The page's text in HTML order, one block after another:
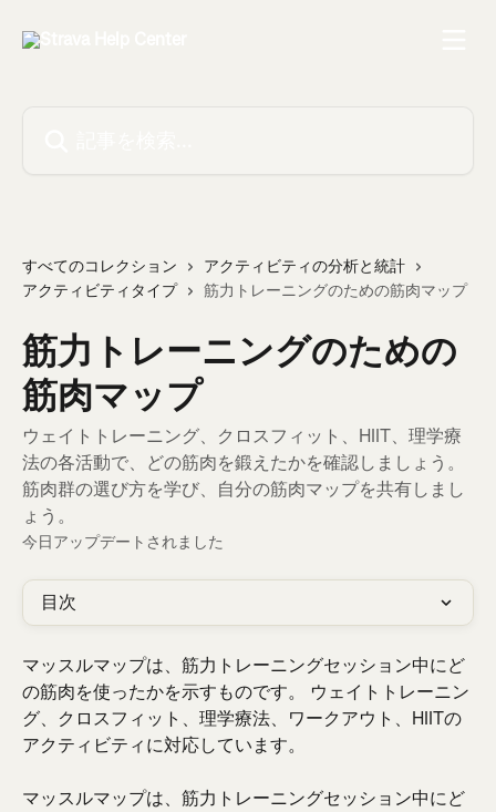
すべてのコレクション
アクティビティの分析と統計
アクティビティタイプ
筋力トレーニングのための筋肉マップ
筋力トレーニングのための
筋肉マップ
ウェイトトレーニング、クロスフィット、HIIT、理学療
法の各活動で、どの筋肉を鍛えたかを確認しましょう。
筋肉群の選び方を学び、自分の筋肉マップを共有しまし
ょう。
今日アップデートされました
目次
マッスルマップは、筋力トレーニングセッション中にど
の筋肉を使ったかを示すものです。 ウェイトトレーニン
グ、クロスフィット、理学療法、ワークアウト、HIITの
アクティビティに対応しています。
マッスルマップは、筋力トレーニングセッション中にど